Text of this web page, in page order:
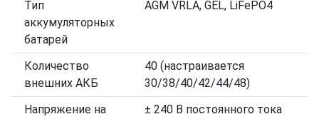
Тип
аккумуляторных
батарей
AGM VRLA, GEL, LiFePO4
Количество
внешних АКБ
40 (настраивается
30/38/40/42/44/48)
Напряжение на
± 240 В постоянного тока